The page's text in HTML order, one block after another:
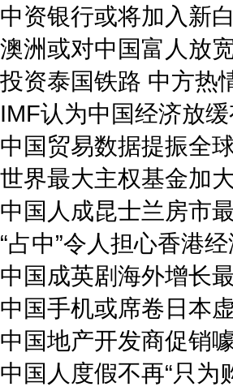
中资银行或将加入新
澳洲或对中国富人放
投资泰国铁路 中方热
IMF认为中国经济放
中国贸易数据提振全
世界最大主权基金加
中国人成昆士兰房市
“占中”令人担心香港
中国成英剧海外增长
中国手机或席卷日本
中国地产开发商促销
中国人度假不再“只为